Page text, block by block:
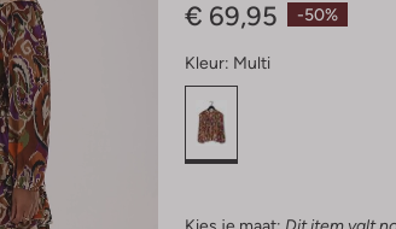
-50%
€ 69,95
Kleur: Multi